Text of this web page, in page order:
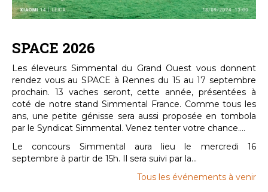
SPACE 2026
Les éleveurs Simmental du Grand Ouest vous donnent
rendez vous au SPACE à Rennes du 15 au 17 septembre
prochain. 13 vaches seront, cette année, présentées à
coté de notre stand Simmental France. Comme tous les
ans, une petite génisse sera aussi proposée en tombola
par le Syndicat Simmental. Venez tenter votre chance....
Le concours Simmental aura lieu le mercredi 16
septembre à partir de 15h. Il sera suivi par la...
Tous les événements à venir